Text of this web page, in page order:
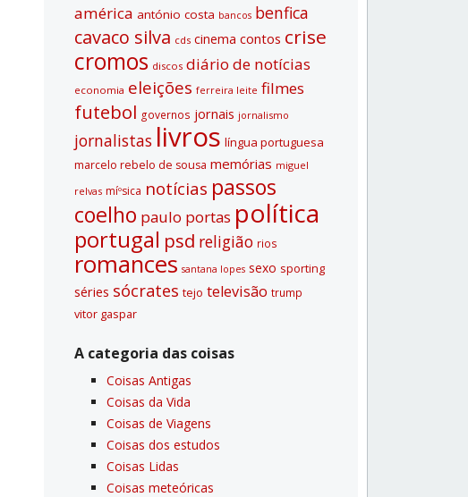
américa antónio costa bancos benfica
cavaco silva cds cinema contos crise
cromos discos diário de notí­cias
economia eleições ferreira leite filmes
futebol governos jornais jornalismo
jornalistas livros lí­ngua portuguesa
marcelo rebelo de sousa memórias miguel
relvas míºsica notí­cias passos
coelho paulo portas polí­tica
portugal psd religião rios
romances santana lopes sexo sporting
séries sócrates tejo televisão trump
vitor gaspar
A categoria das coisas
Coisas Antigas
Coisas da Vida
Coisas de Viagens
Coisas dos estudos
Coisas Lidas
Coisas meteóricas